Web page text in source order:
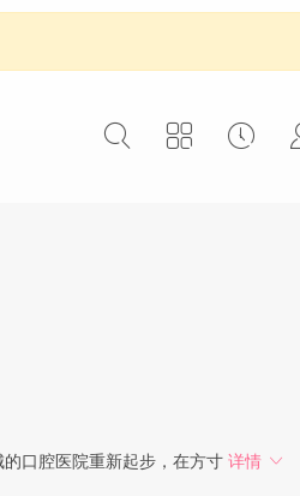
口腔医院重新起步，在方寸 详情